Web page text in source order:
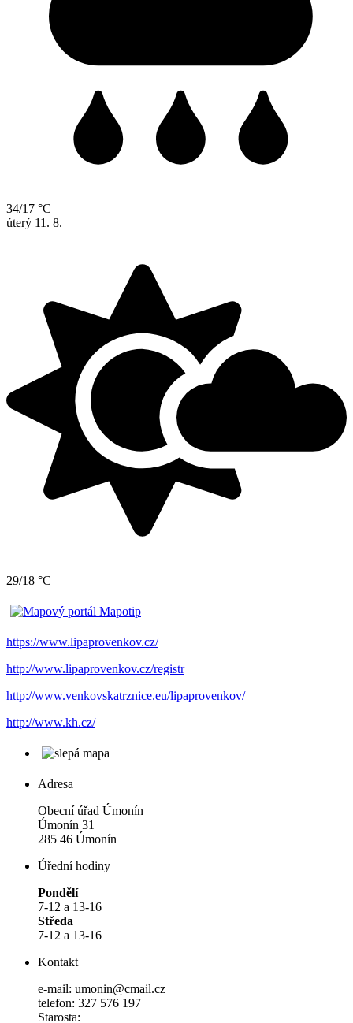
34/17 °C
úterý 11. 8.
29/18 °C
https://www.lipaprovenkov.cz/
http://www.lipaprovenkov.cz/registr
http://www.venkovskatrznice.eu/lipaprovenkov/
http://www.kh.cz/
Adresa
Obecní úřad Úmonín
Úmonín 31
285 46 Úmonín
Úřední hodiny
Pondělí
7-12 a 13-16
Středa
7-12 a 13-16
Kontakt
e-mail: umonin@cmail.cz
telefon: 327 576 197
Starosta: